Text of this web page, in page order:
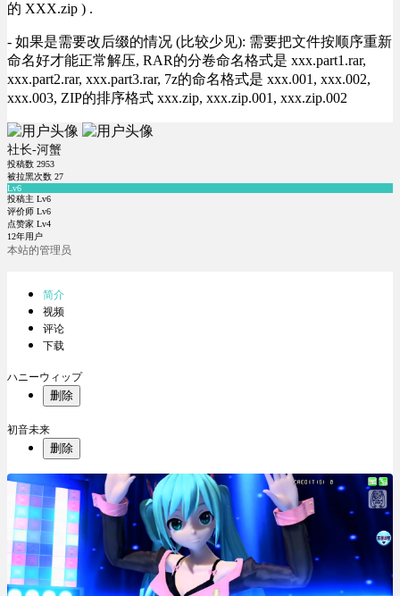
的 XXX.zip ) .
- 如果是需要改后缀的情况 (比较少见): 需要把文件按顺序重新
命名好才能正常解压, RAR的分卷命名格式是 xxx.part1.rar,
xxx.part2.rar, xxx.part3.rar, 7z的命名格式是 xxx.001, xxx.002,
xxx.003, ZIP的排序格式 xxx.zip, xxx.zip.001, xxx.zip.002
社长-河蟹
投稿数 2953
被拉黑次数 27
Lv6
投稿主 Lv6
评价师 Lv6
点赞家 Lv4
12年用户
本站的管理员
简介
视频
评论
下载
ハニーウィップ
删除
初音未来
删除